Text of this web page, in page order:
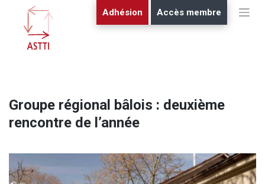
content
Adhésion Accès membre
Groupe régional bâlois : deuxième
rencontre de l’année